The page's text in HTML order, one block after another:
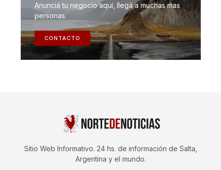
Anunciá tu negocio aquí, llegá a muchas mas
personas.
CONTACTO
Sitio Web Informativo. 24 hs. de información de Salta,
Argentina y el mundo.